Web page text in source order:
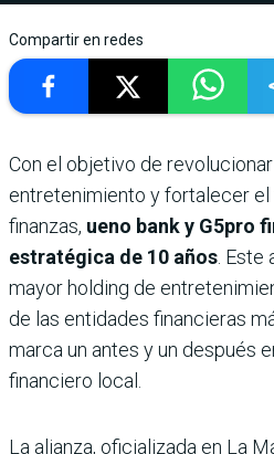
Compartir en redes
Con el objetivo de
entretenimiento y fortalecer
finanzas, ueno bank y G5pro
estratégica de 10 años .
mayor holding de
de las entidades financieras
marca un antes y un después
financiero local.
La alianza, oficializada en La